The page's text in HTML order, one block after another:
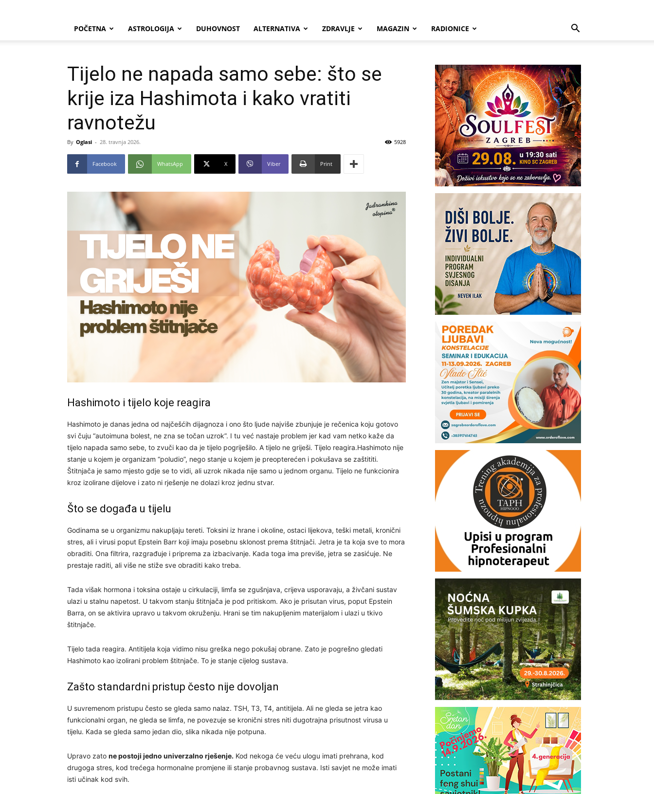
POČETNA ASTROLOGIJA DUHOVNOST ALTERNATIVA ZDRAVLJE MAGAZIN RADIONICE
Tijelo ne napada samo sebe: što se
krije iza Hashimota i kako vratiti
ravnotežu
By Oglasi - 28. travnja 2026. 5928
Facebook WhatsApp X Viber Print
Hashimoto i tijelo koje reagira
Hashimoto je danas jedna od najčešćih dijagnoza i ono što ljude najviše zbunjuje je rečenica koju gotovo
svi čuju “autoimuna bolest, ne zna se točan uzrok”. I tu već nastaje problem jer kad vam netko kaže da
tijelo napada samo sebe, to zvuči kao da je tijelo pogriješilo. A tijelo ne griješi. Tijelo reagira.Hashimoto nije
stanje u kojem je organizam “poludio”, nego stanje u kojem je preopterećen i pokušava se zaštititi.
Štitnjača je samo mjesto gdje se to vidi, ali uzrok nikada nije samo u jednom organu. Tijelo ne funkcionira
kroz izolirane dijelove i zato ni rješenje ne dolazi kroz jednu stvar.
Što se događa u tijelu
Godinama se u organizmu nakupljaju tereti. Toksini iz hrane i okoline, ostaci lijekova, teški metali, kronični
stres, ali i virusi poput Epstein Barr koji imaju posebnu sklonost prema štitnjači. Jetra je ta koja sve to mora
obraditi. Ona filtrira, razgrađuje i priprema za izbacivanje. Kada toga ima previše, jetra se zasićuje. Ne
prestaje raditi, ali više ne stiže sve obraditi kako treba.
Tada višak hormona i toksina ostaje u cirkulaciji, limfa se zgušnjava, crijeva usporavaju, a živčani sustav
ulazi u stalnu napetost. U takvom stanju štitnjača je pod pritiskom. Ako je prisutan virus, poput Epstein
Barra, on se aktivira upravo u takvom okruženju. Hrani se tim nakupljenim materijalom i ulazi u tkivo
štitnjače.
Tijelo tada reagira. Antitijela koja vidimo nisu greška nego pokušaj obrane. Zato je pogrešno gledati
Hashimoto kao izolirani problem štitnjače. To je stanje cijelog sustava.
Zašto standardni pristup često nije dovoljan
U suvremenom pristupu često se gleda samo nalaz. TSH, T3, T4, antitijela. Ali ne gleda se jetra kao
funkcionalni organ, ne gleda se limfa, ne povezuje se kronični stres niti dugotrajna prisutnost virusa u
tijelu. Kada se gleda samo jedan dio, slika nikada nije potpuna.
Upravo zato ne postoji jedno univerzalno rješenje. Kod nekoga će veću ulogu imati prehrana, kod
drugoga stres, kod trećega hormonalne promjene ili stanje probavnog sustava. Isti savjet ne može imati
isti učinak kod svih.